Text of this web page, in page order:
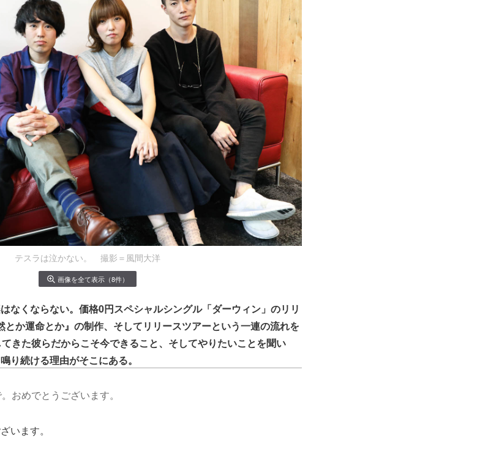
テスラは泣かない。 撮影＝風間大洋
画像を全て表示（8件）
なくならない。価格0円スペシャルシングル「ダーウィン」のリリ
か運命とか』の制作、そしてリリースツアーという一連の流れを
きた彼らだからこそ今できること、そしてやりたいことを聞い
り続ける理由がそこにある。
めでとうございます。
います。